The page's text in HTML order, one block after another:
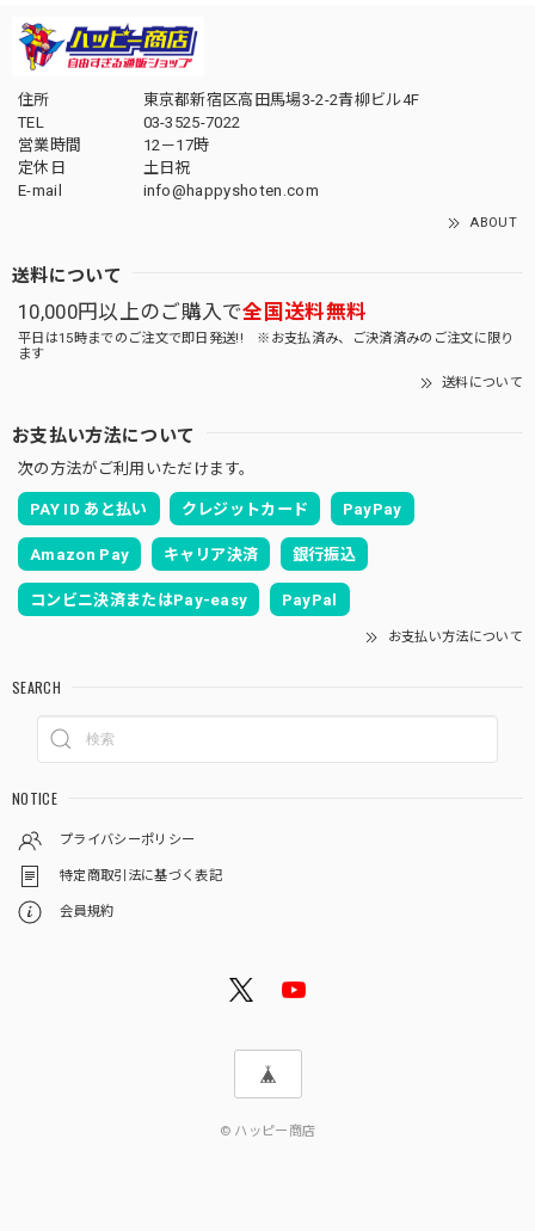
住所
東京都新宿区高田馬場3-2-2青柳ビル4F
TEL
03-3525-7022
営業時間
12－17時
定休日
土日祝
E-mail
info@happyshoten.com
ABOUT
送料について
10,000円以上のご購入で全国送料無料
平日は15時までのご注文で即日発送!! ※お支払済み、ご決済済みのご注文に限り
ます
送料について
お支払い方法について
次の方法がご利用いただけます。
PAY ID あと払い クレジットカード PayPay
Amazon Pay キャリア決済 銀行振込
コンビニ決済またはPay-easy PayPal
お支払い方法について
SEARCH
NOTICE
プライバシーポリシー
特定商取引法に基づく表記
会員規約
© ハッピー商店